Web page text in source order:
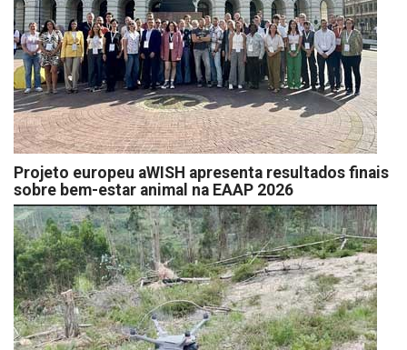
Projeto europeu aWISH apresenta resultados finais
sobre bem-estar animal na EAAP 2026